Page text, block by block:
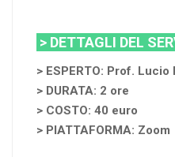
> DETTAGLI DEL
> ESPERTO: Prof. Lucio
> DURATA: 2 ore
> COSTO: 40 euro
> PIATTAFORMA: Zoom